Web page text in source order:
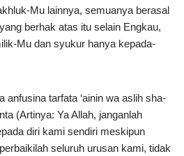
Mu lainnya, semuanya berasal
berhak atas itu selain Engkau,
Mu dan syukur hanya kepada-
anfusina tarfata ‘ainin wa aslih sha-
(Artinya: Ya Allah, janganlah
diri kami sendiri meskipun
seluruh urusan kami, tidak